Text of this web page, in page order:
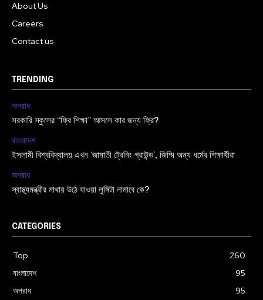
About Us
Careers
Contact us
TRENDING
অপরাধ
সরকারি স্কুলের “ফ্রি শিক্ষা” আসলে কার জন্য ফ্রি?
বাংলাদেশ
ইসলামী বিশ্ববিদ্যালয় এখন ‘জামাতী ট্রেনিং গ্রাউন্ড’, জিম্মি অন্য ধর্মের শিক্ষার্থীরা
অপরাধ
স্বাস্থ্যমন্ত্রীর মাথায় উঠে যাওয়া লুঙ্গিটা নামাবে কে?
CATEGORIES
Top
260
বাংলাদেশ
95
অপরাধ
95